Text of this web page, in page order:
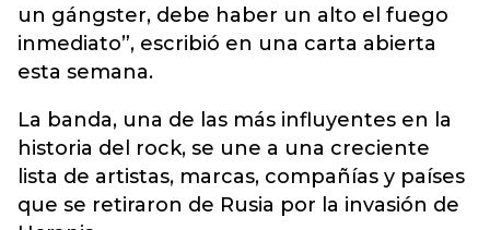
un gángster, debe haber un alto el fuego
inmediato”, escribió en una carta abierta
esta semana.
La banda, una de las más influyentes en la
historia del rock, se une a una creciente
lista de artistas, marcas, compañías y países
que se retiraron de Rusia por la invasión de